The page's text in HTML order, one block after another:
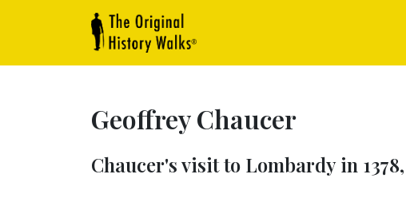
Geoffrey Chaucer
Chaucer's visit to Lombardy in